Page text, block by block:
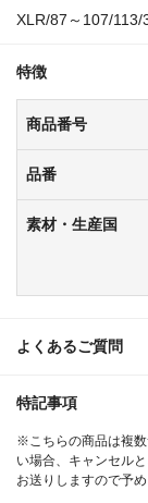
XLR/87～107/113/
特徴
商品番号
品番
素材・生産国
よくあるご質問
特記事項
※こちらの商品は複
い場合、キャンセル
お送りしますので予め